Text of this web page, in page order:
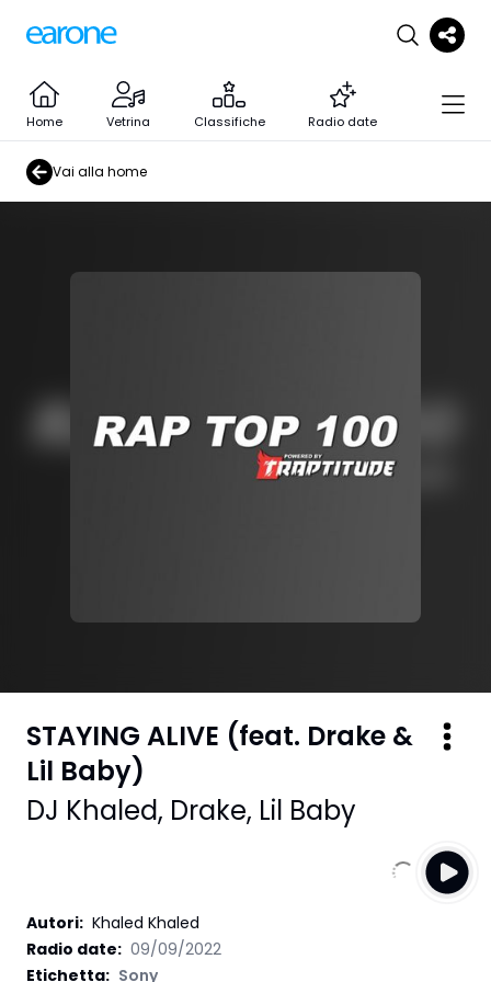
Home Vetrina Classifiche Radio date
Vai alla home
STAYING ALIVE (feat. Drake &
Lil Baby)
DJ Khaled, Drake, Lil Baby
Autori: Khaled Khaled
Radio date: 09/09/2022
Etichetta: Sony